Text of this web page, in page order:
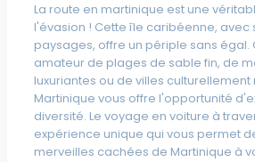
La route en martinique est une
l'évasion ! Cette île caribéenne, avec
paysages, offre un périple sans égal.
amateur de plages de sable fin, de
luxuriantes ou de villes culturellement
Martinique vous offre l'opportunité
diversité. Le voyage en voiture à
expérience unique qui vous permet
merveilles cachées de Martinique à